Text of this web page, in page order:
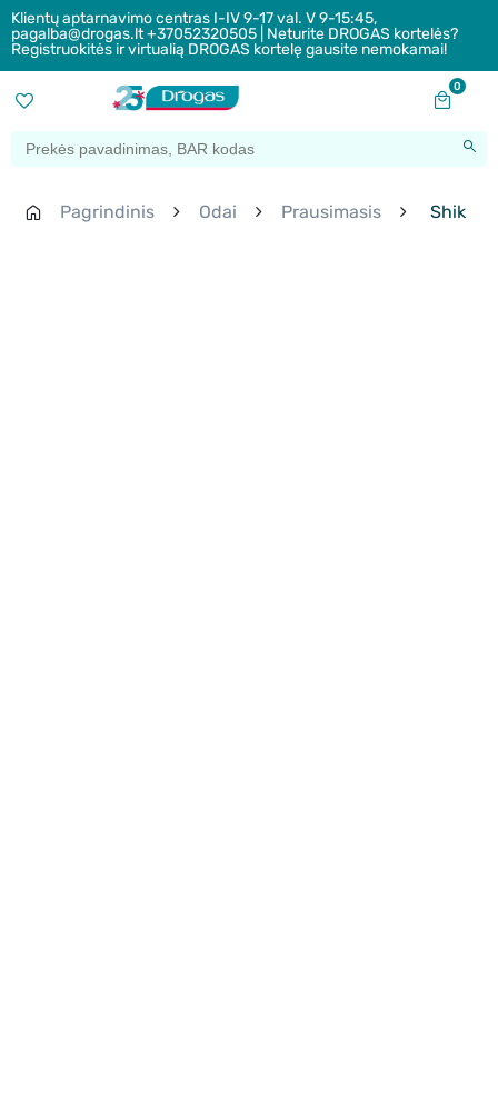
Klientų aptarnavimo centras I-IV 9-17 val. V 9-15:45,
pagalba@drogas.lt +37052320505 | Neturite DROGAS kortelės?
Registruokitės ir virtualią DROGAS kortelę gausite nemokamai!
0
Pagrindinis Odai Prausimasis Shik